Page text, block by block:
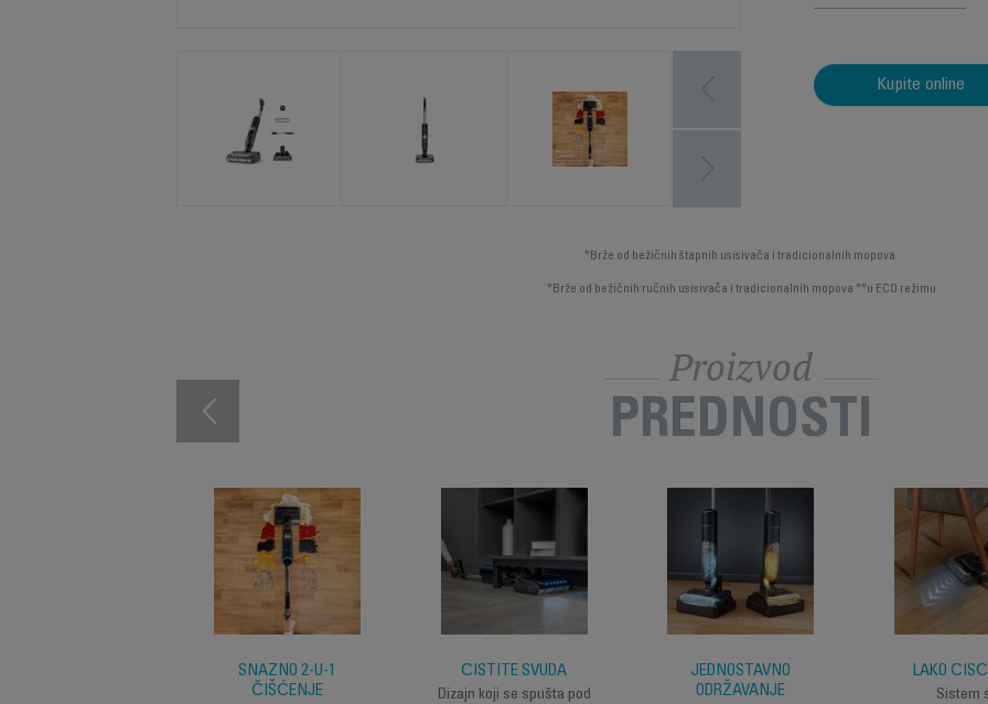
Kupite online
*Brže od bežičnih štapnih usisivača i tradicionalnih mopova
*Brže od bežičnih ručnih usisivača i tradicionalnih mopova **u ECO režimu
Proizvod
PREDNOSTI
SNAŽNO 2-U-1
ČIŠĆENJE
ČISTITE SVUDA
Dizajn koji se spušta pod
JEDNOSTAVNO
ODRŽAVANJE
LAKO
Sistem